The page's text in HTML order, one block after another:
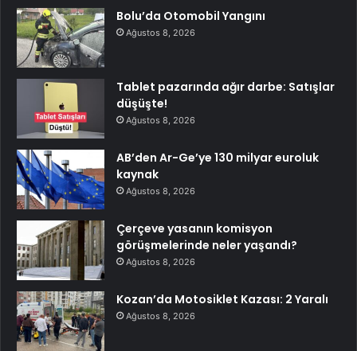
Bolu’da Otomobil Yangını
Ağustos 8, 2026
Tablet pazarında ağır darbe: Satışlar
düşüşte!
Ağustos 8, 2026
AB’den Ar-Ge’ye 130 milyar euroluk
kaynak
Ağustos 8, 2026
Çerçeve yasanın komisyon
görüşmelerinde neler yaşandı?
Ağustos 8, 2026
Kozan’da Motosiklet Kazası: 2 Yaralı
Ağustos 8, 2026